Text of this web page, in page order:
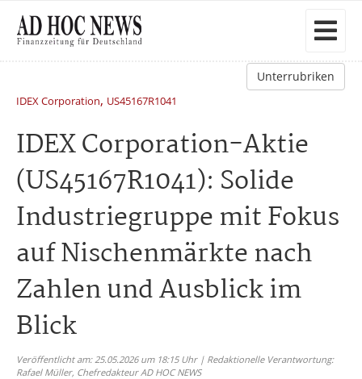
Unterrubriken
IDEX Corporation, US45167R1041
IDEX Corporation-Aktie
(US45167R1041): Solide
Industriegruppe mit Fokus
auf Nischenmärkte nach
Zahlen und Ausblick im
Blick
Veröffentlicht am: 25.05.2026 um 18:15 Uhr | Redaktionelle Verantwortung:
Rafael Müller, Chefredakteur AD HOC NEWS